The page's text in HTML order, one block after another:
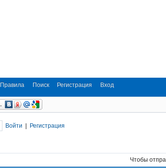
Правила Поиск Регистрация Вход
Войти | Регистрация
Чтобы